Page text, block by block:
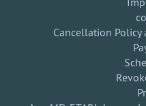
Cancellation